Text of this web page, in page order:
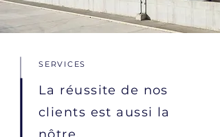
SERVICES
La réussite de nos
clients est aussi la